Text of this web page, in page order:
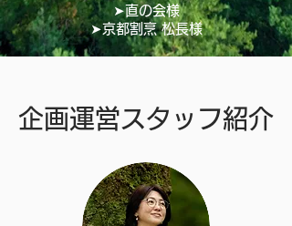
➤直の会様
➤京都割烹 松長様
企画運営スタッフ紹介